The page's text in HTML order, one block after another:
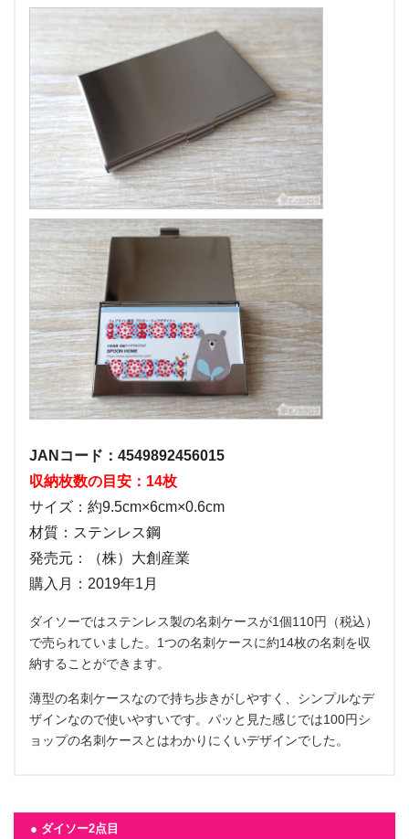
JANコード：4549892456015
収納枚数の目安：14枚
サイズ：約9.5cm×6cm×0.6cm
材質：ステンレス鋼
発売元：（株）大創産業
購入月：2019年1月
ダイソーではステンレス製の名刺ケースが1個110円（税込）
で売られていました。1つの名刺ケースに約14枚の名刺を収
納することができます。
薄型の名刺ケースなので持ち歩きがしやすく、シンプルなデ
ザインなので使いやすいです。パッと見た感じでは100円シ
ョップの名刺ケースとはわかりにくいデザインでした。
● ダイソー2点目